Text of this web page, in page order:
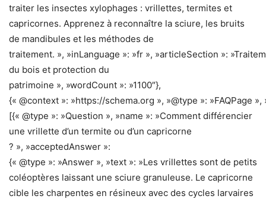
traiter les insectes xylophages : vrillettes, termites et
capricornes. Apprenez à reconnaître la sciure, les bruits
de mandibules et les méthodes de
traitement. », »inLanguage »: »fr », »articleSection »:
du bois et protection du
patrimoine », »wordCount »: »1100″},
{« @context »: »https://schema.org », »@type »: »FAQPage »,
[{« @type »: »Question », »name »: »Comment différencier
une vrillette d’un termite ou d’un capricorne
? », »acceptedAnswer »:
{« @type »: »Answer », »text »: »Les vrillettes sont de petits
coléoptères laissant une sciure granuleuse. Le capricorne
cible les charpentes en résineux avec des cycles larvaires